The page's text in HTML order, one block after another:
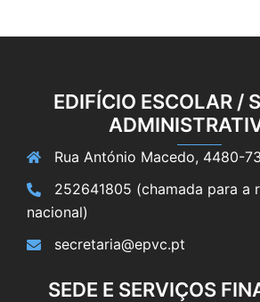
EDIFÍCIO ESCOLAR /
Rua António Macedo, 4480-
252641805 (chamada para a
nacional)
secretaria@epvc.pt
SEDE E SERVIÇOS